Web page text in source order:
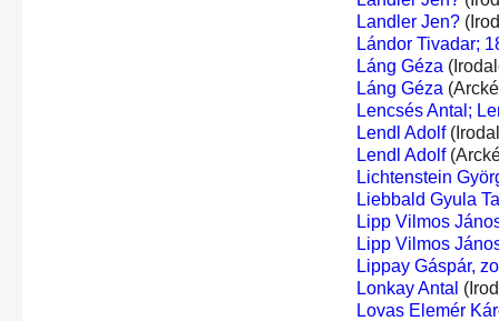
Landler Jen?
Lándor Tivadar;
Láng Géza
Láng Géza
Lencsés Antal;
Lendl Adolf
Lendl Adolf
Lichtenstein
Liebbald Gyula
Lipp Vilmos
Lipp Vilmos
Lippay Gáspár,
Lonkay Antal
Lovas Elemér